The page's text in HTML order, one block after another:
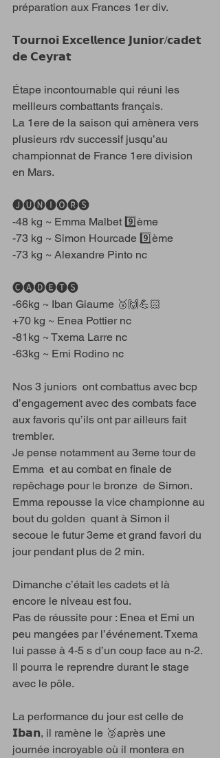
préparation aux Frances 1er div.
𝗧𝗼𝘂𝗿𝗻𝗼𝗶 𝗘𝘅𝗰𝗲𝗹𝗹𝗲𝗻𝗰𝗲 𝗝𝘂𝗻𝗶𝗼𝗿/𝗰𝗮𝗱𝗲𝘁
𝗱𝗲 𝗖𝗲𝘆𝗿𝗮𝘁
Étape incontournable qui réuni les
meilleurs combattants français.
La 1ere de la saison qui amènera vers
plusieurs rdv successif jusqu’au
championnat de France 1ere division
en Mars.
🅙🅤🅝🅘🅞🅡🅢
-48 kg ~ Emma Malbet 9️⃣ème
-73 kg ~ Simon Hourcade 9️⃣ème
-73 kg ~ Alexandre Pinto nc
🅒🅐🅓🅔🅣🅢
-66kg ~ Iban Giaume 🥉🙌💪🏻
+70 kg ~ Enea Pottier nc
-81kg ~ Txema Larre nc
-63kg ~ Emi Rodino nc
Nos 3 juniors  ont combattus avec bcp
d’engagement avec des combats face
aux favoris qu’ils ont par ailleurs fait
trembler.
Je pense notamment au 3eme tour de
Emma  et au combat en finale de
repêchage pour le bronze  de Simon.
Emma repousse la vice championne au
bout du golden  quant à Simon il
secoue le futur 3eme et grand favori du
jour pendant plus de 2 min.
Dimanche c’était les cadets et là
encore le niveau est fou.
Pas de réussite pour : Enea et Emi un
peu mangées par l’événement. Txema
lui passe à 4-5 s d’un coup face au n-2.
Il pourra le reprendre durant le stage
avec le pôle.
La performance du jour est celle de
𝗜𝗯𝗮𝗻, il ramène le 🥉après une
journée incroyable où il montera en